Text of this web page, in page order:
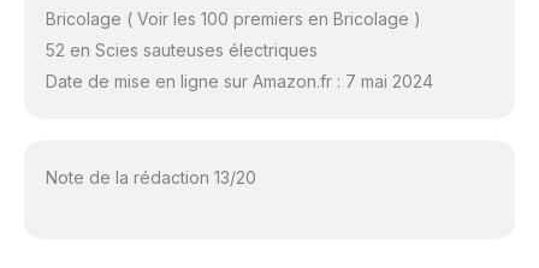
Bricolage ( Voir les 100 premiers en Bricolage )
52 en Scies sauteuses électriques
Date de mise en ligne sur Amazon.fr : 7 mai 2024
Note de la rédaction 13/20